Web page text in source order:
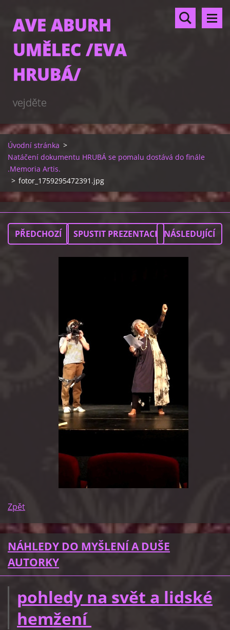
AVE ABURH
UMĚLEC /EVA
HRUBÁ/
vejděte
Úvodní stránka >
Natáčení dokumentu HRUBÁ se pomalu dostává do finále
.Memoria Artis.
> fotor_1759295472391.jpg
PŘEDCHOZÍ SPUSTIT PREZENTACI NÁSLEDUJÍCÍ
Zpět
NÁHLEDY DO MYŠLENÍ A DUŠE
AUTORKY
pohledy na svět a lidské
hemžení